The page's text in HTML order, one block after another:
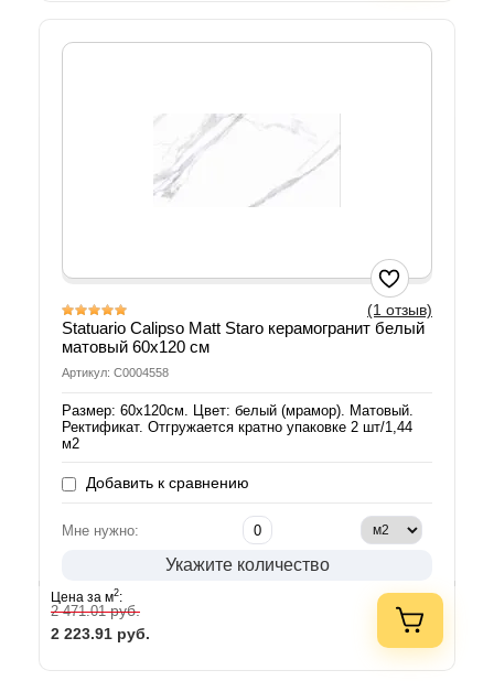
(1 отзыв)
Statuario Calipso Matt Staro керамогранит белый
матовый 60х120 см
Артикул: С0004558
Размер: 60х120см. Цвет: белый (мрамор). Матовый.
Ректификат. Отгружается кратно упаковке 2 шт/1,44
м2
Добавить к сравнению
Мне нужно:
Укажите количество
Цена за м2:
2 471.01руб.
2 223.91 руб.